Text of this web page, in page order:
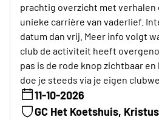
prachtig overzicht met verhalen
unieke carrière van vaderlief.
datum dan vrij. Meer info volgt
club de activiteit heeft
pas is de rode knop zichtbaar
doe je steeds via je eigen
11-10-2026
GC Het Koetshuis,